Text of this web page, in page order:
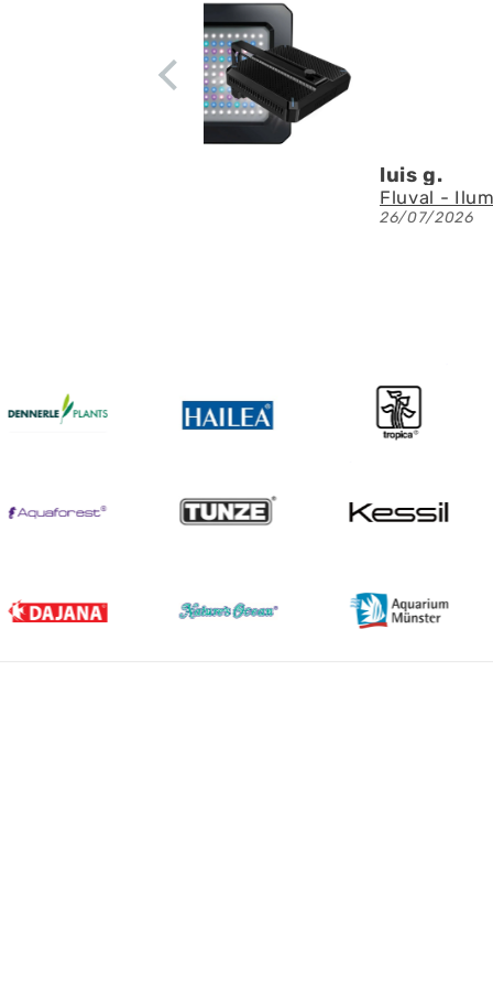
Denis
23/07/2026